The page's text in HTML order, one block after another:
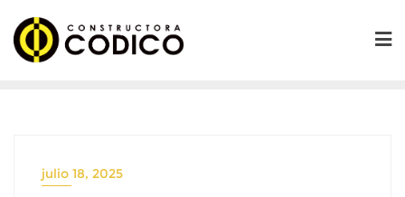
contenido
julio 18, 2025